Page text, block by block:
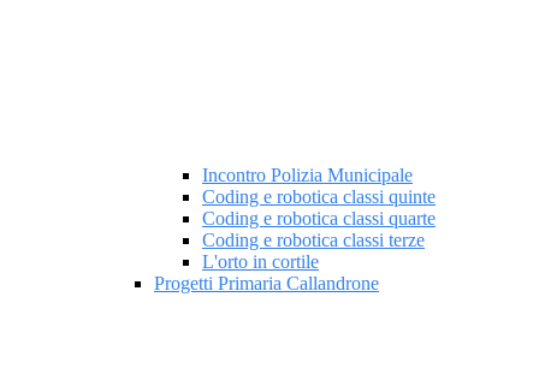
Incontro Polizia Municipale
Coding e robotica classi quinte
Coding e robotica classi quarte
Coding e robotica classi terze
L'orto in cortile
Progetti Primaria Callandrone